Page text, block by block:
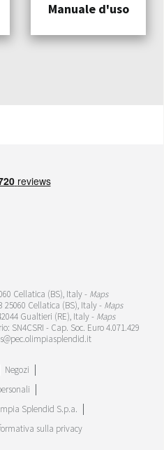
Manuale d'uso
Cellatica (BS), Italy - Maps
25060 Cellatica (BS), Italy - Maps
Gualtieri (RE), Italy - Maps
SN4CSRI - Cap. Soc. Euro 4.071.429
Negozi
Splendid S.p.a.
sulla privacy